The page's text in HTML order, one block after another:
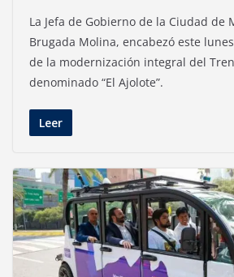
La Jefa de Gobierno de la Ciudad de
Brugada Molina, encabezó este
de la modernización integral del
denominado “El Ajolote”.
Leer